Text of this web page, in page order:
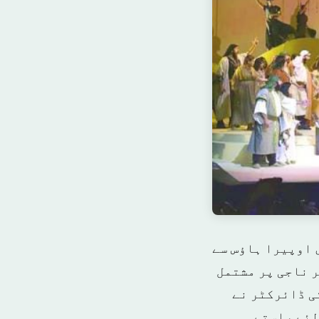
اوپیرا ہاؤس سے
ناجی پر مشتمل
ڈائرکٹر نے